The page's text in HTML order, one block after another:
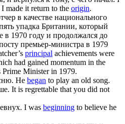
made it return to the origin.
в качестве национального
упадка Британии, который
в 1970 году и продолжался до
премьер-министра в 1979
principal achievements were
had gained momentum in the
Prime Minister in 1979.
He began to play an old song.
It is regrettable that you did not
I was beginning to believe he